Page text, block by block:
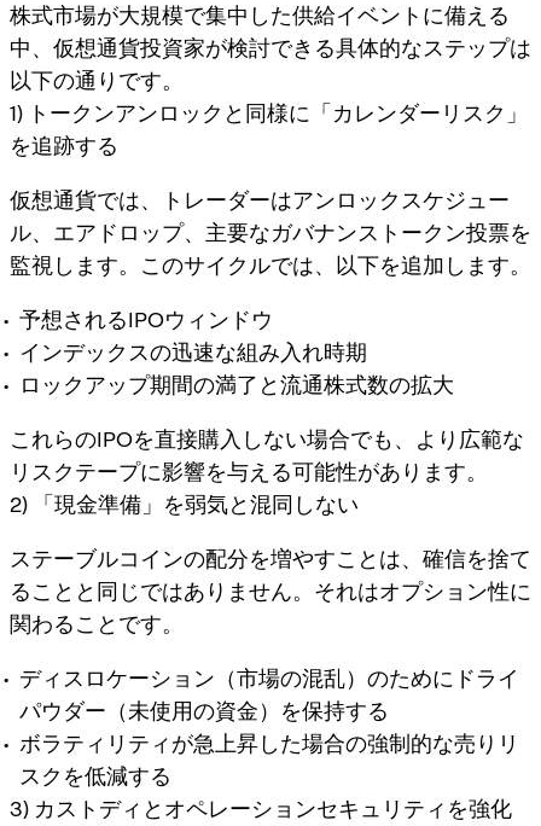
株式市場が大規模で集中した供給イベントに備える
中、仮想通貨投資家が検討できる具体的なステップは
以下の通りです。
1) トークンアンロックと同様に「カレンダーリスク」
を追跡する
仮想通貨では、トレーダーはアンロックスケジュー
ル、エアドロップ、主要なガバナンストークン投票を
監視します。このサイクルでは、以下を追加します。
予想されるIPOウィンドウ
インデックスの迅速な組み入れ時期
ロックアップ期間の満了と流通株式数の拡大
これらのIPOを直接購入しない場合でも、より広範な
リスクテープに影響を与える可能性があります。
2) 「現金準備」を弱気と混同しない
ステーブルコインの配分を増やすことは、確信を捨て
ることと同じではありません。それはオプション性に
関わることです。
ディスロケーション（市場の混乱）のためにドライ
パウダー（未使用の資金）を保持する
ボラティリティが急上昇した場合の強制的な売りリ
スクを低減する
3) カストディとオペレーションセキュリティを強化